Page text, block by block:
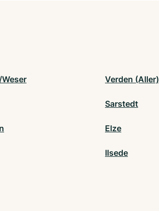
Verden (Aller)
Sarstedt
Elze
Ilsede